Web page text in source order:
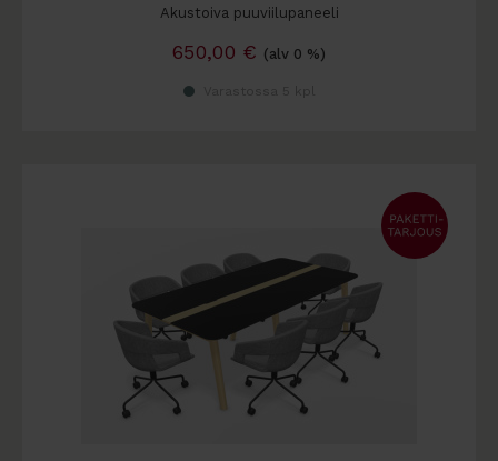
Akustoiva puuviilupaneeli
650,00 € (alv 0 %)